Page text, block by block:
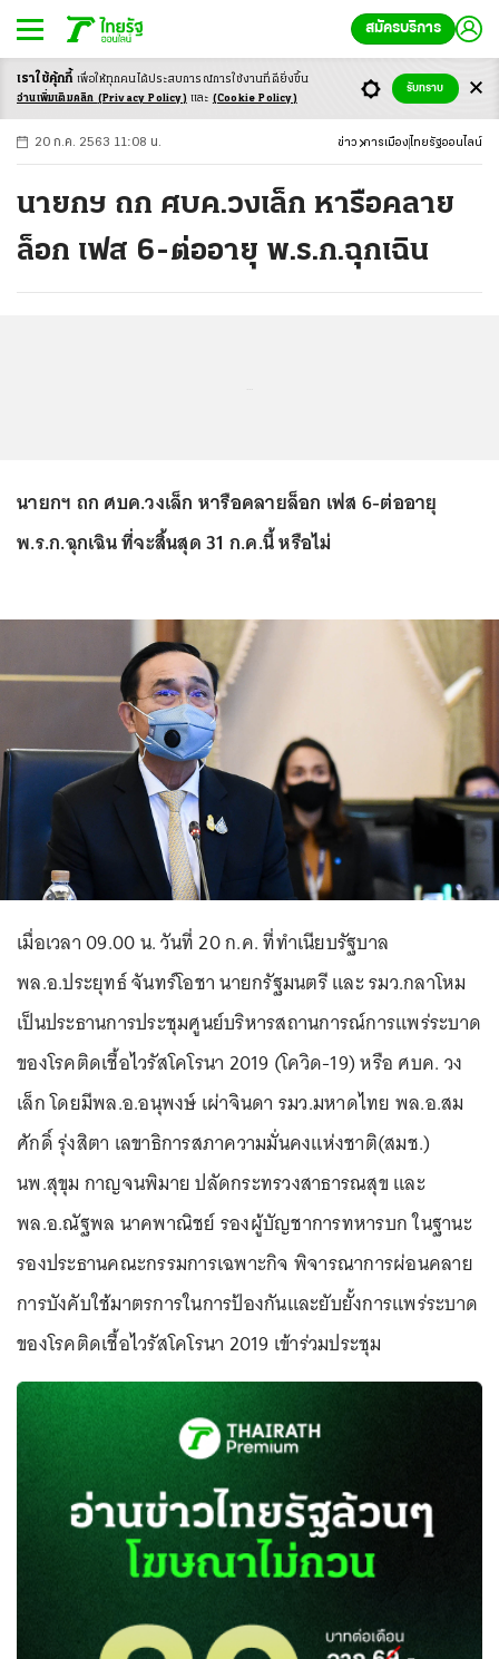
สมัครบริการ
-ก ก ก+
20 ก.ค. 2563 11:08 น. ข่าว การเมือง ไทยรัฐออนไลน์
นายกฯ ถก ศบค.วงเล็ก หารือคลาย
ล็อก เฟส 6-ต่ออายุ พ.ร.ก.ฉุกเฉิน
นายกฯ ถก ศบค.วงเล็ก หารือคลายล็อก เฟส 6-ต่ออายุ
พ.ร.ก.ฉุกเฉิน ที่จะสิ้นสุด 31 ก.ค.นี้ หรือไม่
เมื่อเวลา 09.00 น. วันที่ 20 ก.ค. ที่ทำเนียบรัฐบาล
พล.อ.ประยุทธ์ จันทร์โอชา นายกรัฐมนตรี และ รมว.กลาโหม
เป็นประธานการประชุมศูนย์บริหารสถานการณ์การแพร่ระบาด
ของโรคติดเชื้อไวรัสโคโรนา 2019 (โควิด-19) หรือ ศบค. วง
เล็ก โดยมีพล.อ.อนุพงษ์ เผ่าจินดา รมว.มหาดไทย พล.อ.สม
ศักดิ์ รุ่งสิตา เลขาธิการสภาความมั่นคงแห่งชาติ(สมช.)
นพ.สุขุม กาญจนพิมาย ปลัดกระทรวงสาธารณสุข และ
พล.อ.ณัฐพล นาคพาณิชย์ รองผู้บัญชาการทหารบก ในฐานะ
รองประธานคณะกรรมการเฉพาะกิจ พิจารณาการผ่อนคลาย
การบังคับใช้มาตรการในการป้องกันและยับยั้งการแพร่ระบาด
ของโรคติดเชื้อไวรัสโคโรนา 2019 เข้าร่วมประชุม
เราใช้คุ้กกี้ เพื่อให้ทุกคนได้ประสบการณ์การใช้งานที่ดียิ่งขึ้น
อ่านเพิ่มเติมคลิก (Privacy Policy) และ (Cookie Policy)
รับทราบ